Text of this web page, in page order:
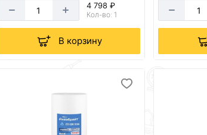
4 798 ₽
Кол-во: 1
В корзину